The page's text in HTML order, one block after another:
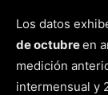
Los datos
de octubreen
medición
intermensual y